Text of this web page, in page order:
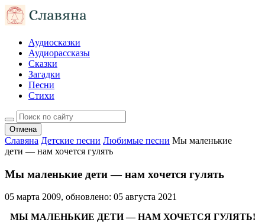
Аудиосказки
Аудиорассказы
Сказки
Загадки
Песни
Стихи
Отмена
Славяна Детские песни Любимые песни Мы маленькие
дети — нам хочется гулять
Мы маленькие дети — нам хочется гулять
05 марта 2009, обновлено: 05 августа 2021
МЫ МАЛЕНЬКИЕ ДЕТИ — НАМ ХОЧЕТСЯ ГУЛЯТЬ!